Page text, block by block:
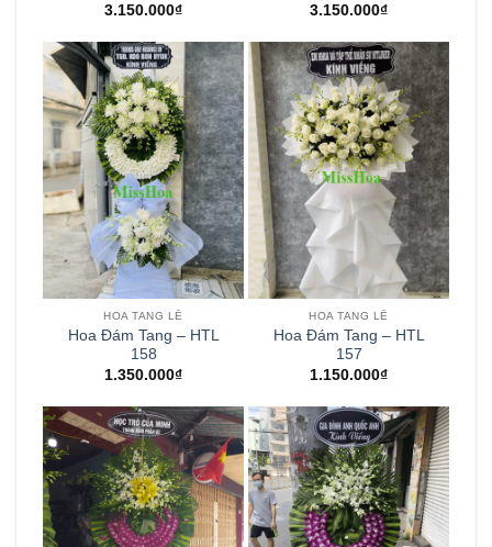
3.150.000₫
3.150.000₫
HOA TANG LỄ
Hoa Đám Tang – HTL
158
1.350.000₫
HOA TANG LỄ
Hoa Đám Tang – HTL
157
1.150.000₫